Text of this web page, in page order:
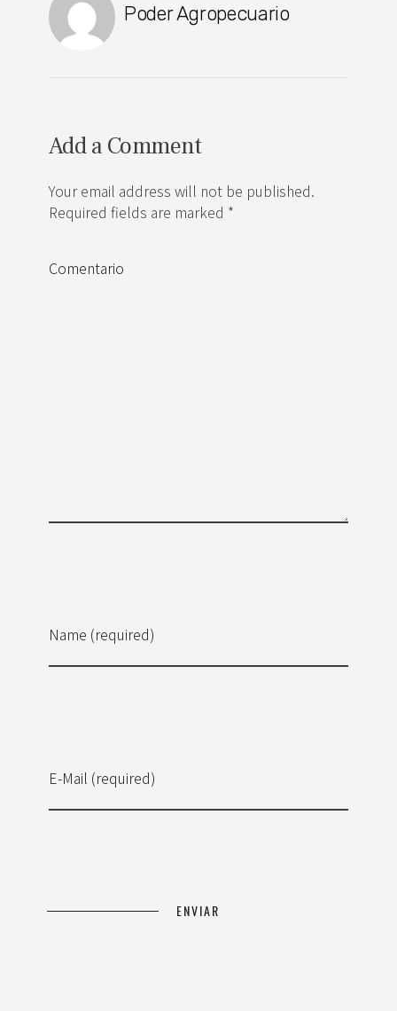
Poder Agropecuario
Add a Comment
Your email address will not be published.
Required fields are marked *
Name (required)
E-Mail (required)
Comentario